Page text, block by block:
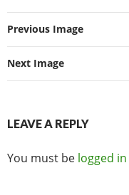
e
b
o
o
k
er e
Previous Image
Next Image
LEAVE A REPLY
You must be logged in